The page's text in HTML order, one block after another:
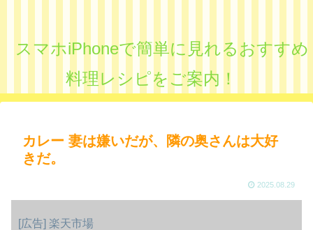
スマホiPhoneで簡単に見れるおすすめ
料理レシピをご案内！
カレー 妻は嫌いだが、隣の奥さんは大好
きだ。
2025.08.29
[広告] 楽天市場